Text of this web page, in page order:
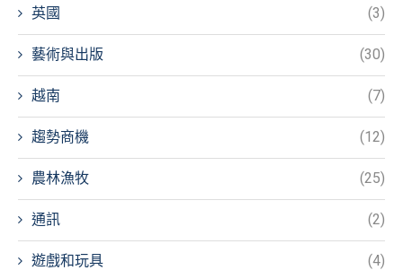
英國 (3)
藝術與出版 (30)
越南 (7)
趨勢商機 (12)
農林漁牧 (25)
通訊 (2)
遊戲和玩具 (4)